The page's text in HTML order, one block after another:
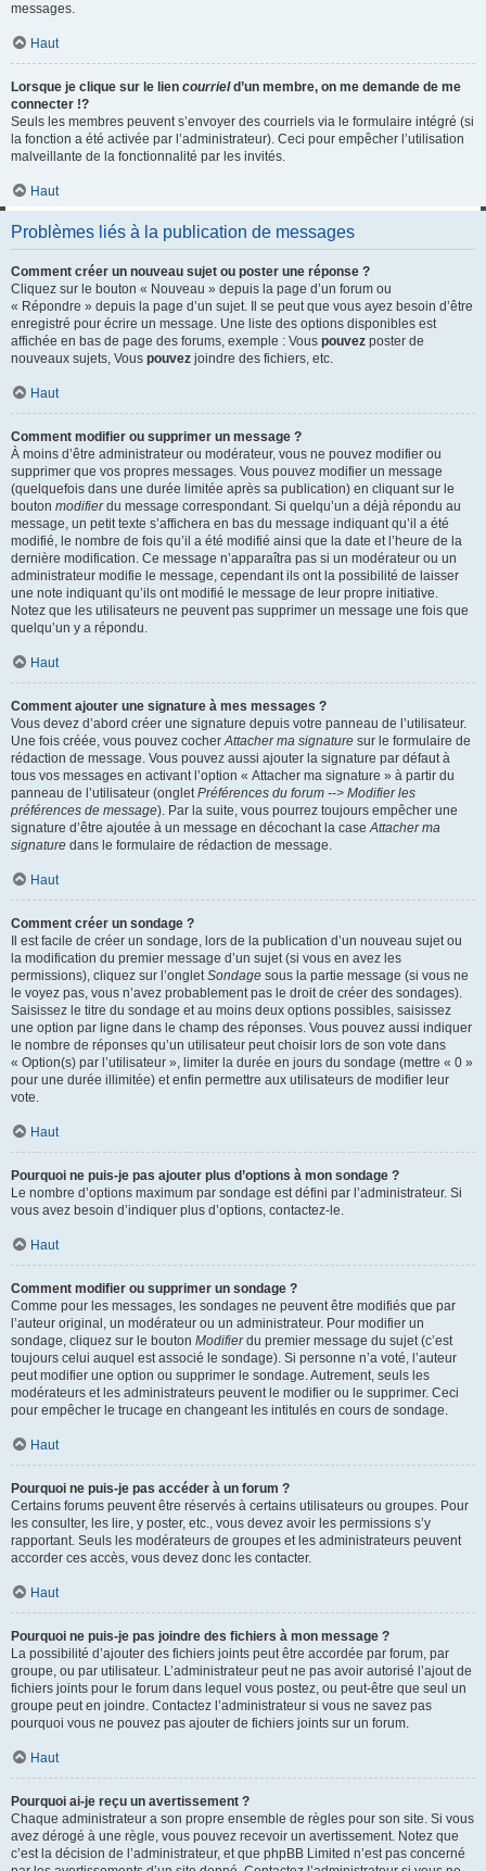
messages.
Haut
Lorsque je clique sur le lien courrield’un membre, on me demande de me
connecter !?
Seuls les membres peuvent s’envoyer des courriels via le formulaire intégré (si
la fonction a été activée par l’administrateur). Ceci pour empêcher l’utilisation
malveillante de la fonctionnalité par les invités.
Haut
Problèmes liés à la publication de messages
Comment créer un nouveau sujet ou poster une réponse ?
Cliquez sur le bouton « Nouveau » depuis la page d’un forum ou
« Répondre » depuis la page d’un sujet. Il se peut que vous ayez besoin d’être
enregistré pour écrire un message. Une liste des options disponibles est
affichée en bas de page des forums, exemple : Vous pouvez poster de
nouveaux sujets, Vous pouvez joindre des fichiers, etc.
Haut
Comment modifier ou supprimer un message ?
À moins d’être administrateur ou modérateur, vous ne pouvez modifier ou
supprimer que vos propres messages. Vous pouvez modifier un message
(quelquefois dans une durée limitée après sa publication) en cliquant sur le
bouton modifierdu message correspondant. Si quelqu’un a déjà répondu au
message, un petit texte s’affichera en bas du message indiquant qu’il a été
modifié, le nombre de fois qu’il a été modifié ainsi que la date et l’heure de la
dernière modification. Ce message n’apparaîtra pas si un modérateur ou un
administrateur modifie le message, cependant ils ont la possibilité de laisser
une note indiquant qu’ils ont modifié le message de leur propre initiative.
Notez que les utilisateurs ne peuvent pas supprimer un message une fois que
quelqu’un y a répondu.
Haut
Comment ajouter une signature à mes messages ?
Vous devez d’abord créer une signature depuis votre panneau de l’utilisateur.
Une fois créée, vous pouvez cocherAttacher ma signature sur le formulaire de
rédaction de message. Vous pouvez aussi ajouter la signature par défaut à
tous vos messages en activant l’option « Attacher ma signature » à partir du
panneau de l’utilisateur (ongletPréférences du forum --> Modifier les
préférences de message). Par la suite, vous pourrez toujours empêcher une
signature d’être ajoutée à un message en décochant la caseAttacher ma
signature dans le formulaire de rédaction de message.
Haut
Comment créer un sondage ?
Il est facile de créer un sondage, lors de la publication d’un nouveau sujet ou
la modification du premier message d’un sujet (si vous en avez les
permissions), cliquez sur l’ongletSondage sous la partie message (si vous ne
le voyez pas, vous n’avez probablement pas le droit de créer des sondages).
Saisissez le titre du sondage et au moins deux options possibles, saisissez
une option par ligne dans le champ des réponses. Vous pouvez aussi indiquer
le nombre de réponses qu’un utilisateur peut choisir lors de son vote dans
« Option(s) par l’utilisateur », limiter la durée en jours du sondage (mettre « 0 »
pour une durée illimitée) et enfin permettre aux utilisateurs de modifier leur
vote.
Haut
Pourquoi ne puis-je pas ajouter plus d’options à mon sondage ?
Le nombre d’options maximum par sondage est défini par l’administrateur. Si
vous avez besoin d’indiquer plus d’options, contactez-le.
Haut
Comment modifier ou supprimer un sondage ?
Comme pour les messages, les sondages ne peuvent être modifiés que par
l’auteur original, un modérateur ou un administrateur. Pour modifier un
sondage, cliquez sur le bouton Modifierdu premier message du sujet (c’est
toujours celui auquel est associé le sondage). Si personne n’a voté, l’auteur
peut modifier une option ou supprimer le sondage. Autrement, seuls les
modérateurs et les administrateurs peuvent le modifier ou le supprimer. Ceci
pour empêcher le trucage en changeant les intitulés en cours de sondage.
Haut
Pourquoi ne puis-je pas accéder à un forum ?
Certains forums peuvent être réservés à certains utilisateurs ou groupes. Pour
les consulter, les lire, y poster, etc., vous devez avoir les permissions s’y
rapportant. Seuls les modérateurs de groupes et les administrateurs peuvent
accorder ces accès, vous devez donc les contacter.
Haut
Pourquoi ne puis-je pas joindre des fichiers à mon message ?
La possibilité d’ajouter des fichiers joints peut être accordée par forum, par
groupe, ou par utilisateur. L’administrateur peut ne pas avoir autorisé l’ajout de
fichiers joints pour le forum dans lequel vous postez, ou peut-être que seul un
groupe peut en joindre. Contactez l’administrateur si vous ne savez pas
pourquoi vous ne pouvez pas ajouter de fichiers joints sur un forum.
Haut
Pourquoi ai-je reçu un avertissement ?
Chaque administrateur a son propre ensemble de règles pour son site. Si vous
avez dérogé à une règle, vous pouvez recevoir un avertissement. Notez que
c’est la décision de l’administrateur, et que phpBB Limited n’est pas concerné